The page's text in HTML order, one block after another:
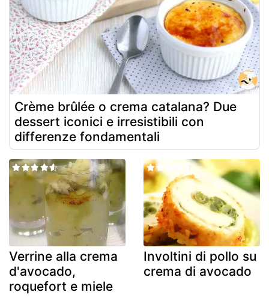
Crème brûlée o crema catalana? Due
dessert iconici e irresistibili con
differenze fondamentali
Verrine alla crema
d'avocado,
roquefort e miele
Involtini di pollo su
crema di avocado